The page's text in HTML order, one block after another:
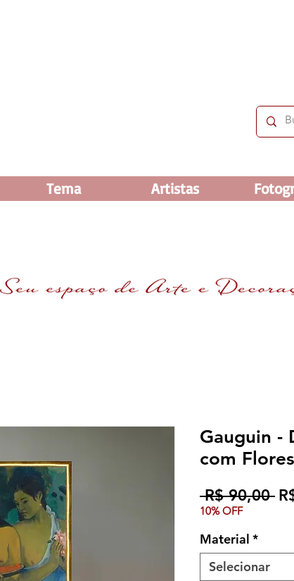
Tema Artistas
Gauguin -
com
R$ 90,00
10% OFF
Material *
Selecionar